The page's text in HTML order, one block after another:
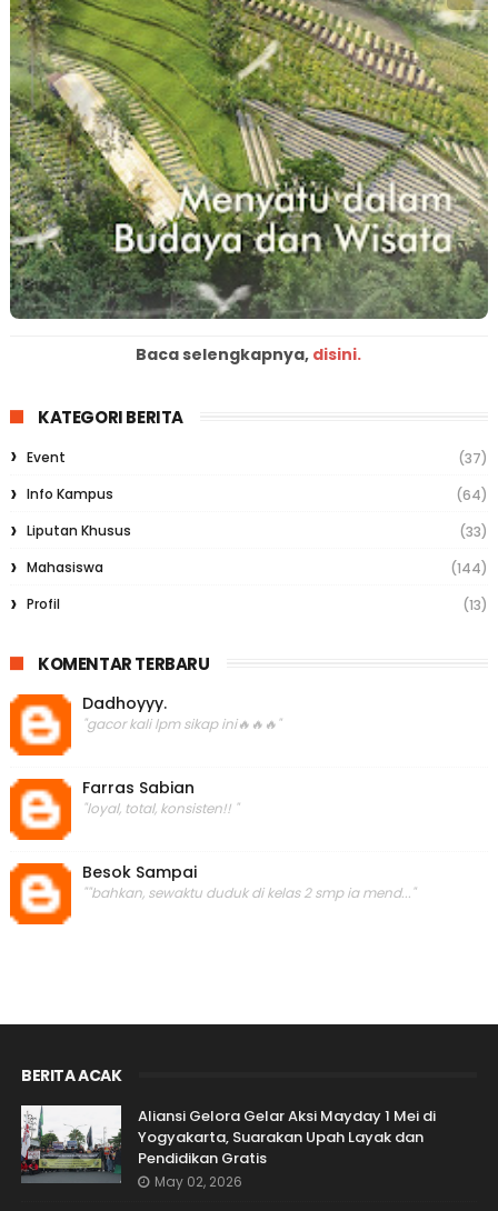
Baca selengkapnya, disini.
KATEGORI BERITA
Event
(37)
Info Kampus
(64)
Liputan Khusus
(33)
Mahasiswa
(144)
Profil
(13)
KOMENTAR TERBARU
Dadhoyyy.
"gacor kali lpm sikap ini🔥🔥🔥"
Farras Sabian
"loyal, total, konsisten!! "
Besok Sampai
""bahkan, sewaktu duduk di kelas 2 smp ia mend..."
BERITA ACAK
Aliansi Gelora Gelar Aksi Mayday 1 Mei di
Yogyakarta, Suarakan Upah Layak dan
Pendidikan Gratis
May 02, 2026